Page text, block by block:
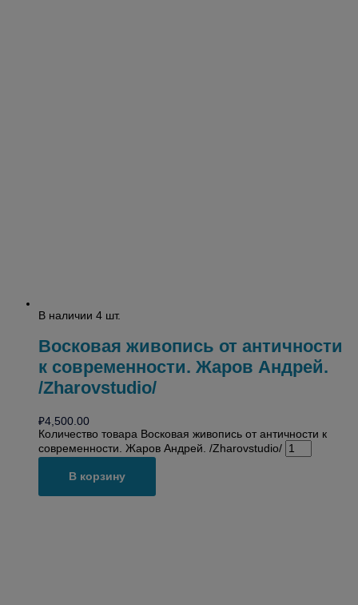
В наличии 4 шт.
Восковая живопись от античности
к современности. Жаров Андрей.
/Zharovstudio/
₽4,500.00
Количество товара Восковая живопись от античности к
современности. Жаров Андрей. /Zharovstudio/
В корзину